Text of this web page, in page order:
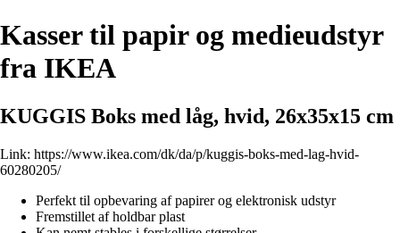
Kasser til papir og medieudstyr
fra IKEA
KUGGIS Boks med låg, hvid, 26x35x15 cm
Link: https://www.ikea.com/dk/da/p/kuggis-boks-med-lag-hvid-
60280205/
Perfekt til opbevaring af papirer og elektronisk udstyr
Fremstillet af holdbar plast